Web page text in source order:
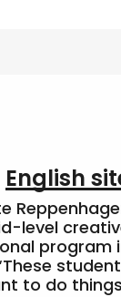
English
level
program
to do